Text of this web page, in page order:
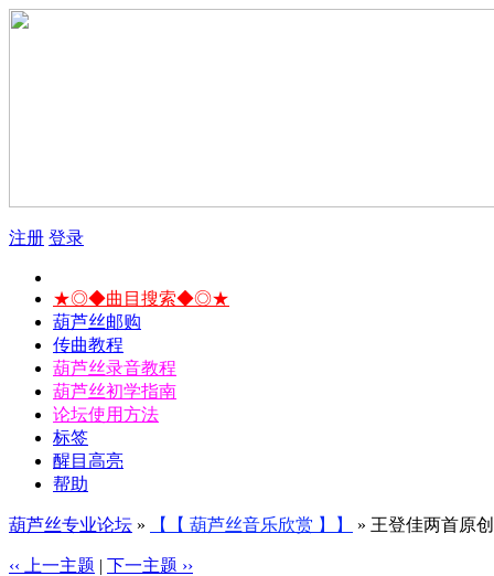
注册 登录
★◎◆曲目搜索◆◎★
葫芦丝邮购
传曲教程
葫芦丝录音教程
葫芦丝初学指南
论坛使用方法
标签
醒目高亮
帮助
葫芦丝专业论坛 » 【【 葫芦丝音乐欣赏 】】 » 王登佳两首原
‹‹ 上一主题 | 下一主题 ››